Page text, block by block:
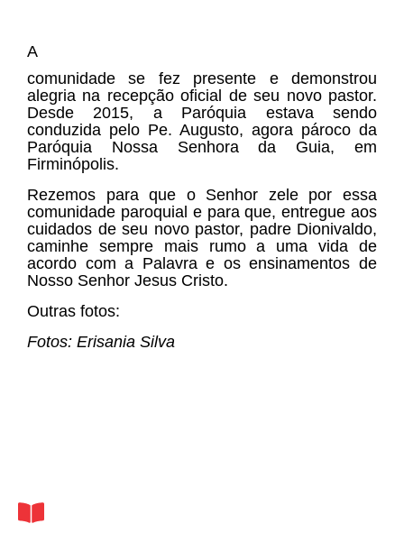
A
comunidade se fez presente e demonstrou
alegria na recepção oficial de seu novo pastor.
Desde 2015, a Paróquia estava sendo
conduzida pelo Pe. Augusto, agora pároco da
Paróquia Nossa Senhora da Guia, em
Firminópolis.
Rezemos para que o Senhor zele por essa
comunidade paroquial e para que, entregue aos
cuidados de seu novo pastor, padre Dionivaldo,
caminhe sempre mais rumo a uma vida de
acordo com a Palavra e os ensinamentos de
Nosso Senhor Jesus Cristo.
Outras fotos:
Fotos: Erisania Silva